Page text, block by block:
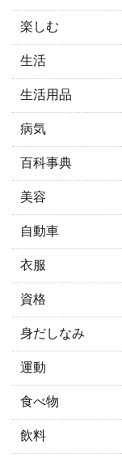
楽しむ
生活
生活用品
病気
百科事典
美容
自動車
衣服
資格
身だしなみ
運動
食べ物
飲料